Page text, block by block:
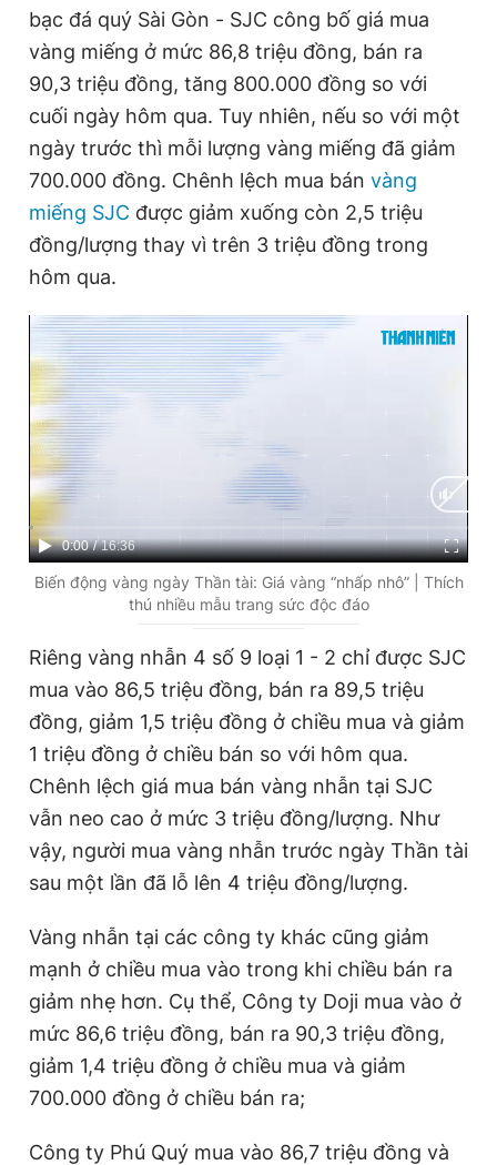
Hotline
0906 645 777
Liên hệ quảng cáo
0908 780 404
Đặt báo Quảng cáo RSS Tòa soạn Chính sách bảo
Tổng biên tập: Nguyễn Ngọc Toàn
Phó tổng biên tập thường trực: Hải Thành
Phó tổng biên tập: Lâm Hiếu Dũng
Phó tổng biên tập: Trần Việt Hưng
Tổng thư ký tòa soạn: Đức Trung
Giấy phép xuất bản số 110/GP - BTTTT cấp ngày 24.3.2020
chép dưới mọi hình thức nếu không có sự chấp thuận bằng văn
bản. Phát triển bởi ePi Technologies, JSC.
bạc đá quý Sài Gòn - SJC công bố giá mua
vàng miếng ở mức 86,8 triệu đồng, bán ra
90,3 triệu đồng, tăng 800.000 đồng so với
cuối ngày hôm qua. Tuy nhiên, nếu so với một
ngày trước thì mỗi lượng vàng miếng đã giảm
700.000 đồng. Chênh lệch mua bán vàng
miếng SJC được giảm xuống còn 2,5 triệu
đồng/lượng thay vì trên 3 triệu đồng trong
hôm qua.
C
u
t
T
e
0:00 / D
u
a
i
o
n
16:36
Biến động vàng ngày Thần tài: Giá vàng “nhấp nhô” | Thích
thú nhiều mẫu trang sức độc đáo
Riêng vàng nhẫn 4 số 9 loại 1 - 2 chỉ được SJC
mua vào 86,5 triệu đồng, bán ra 89,5 triệu
đồng, giảm 1,5 triệu đồng ở chiều mua và giảm
1 triệu đồng ở chiều bán so với hôm qua.
Chênh lệch giá mua bán vàng nhẫn tại SJC
vẫn neo cao ở mức 3 triệu đồng/lượng. Như
vậy, người mua vàng nhẫn trước ngày Thần tài
sau một lần đã lỗ lên 4 triệu đồng/lượng.
Vàng nhẫn tại các công ty khác cũng giảm
mạnh ở chiều mua vào trong khi chiều bán ra
giảm nhẹ hơn. Cụ thể, Công ty Doji mua vào ở
mức 86,6 triệu đồng, bán ra 90,3 triệu đồng,
giảm 1,4 triệu đồng ở chiều mua và giảm
700.000 đồng ở chiều bán ra;
Công ty Phú Quý mua vào 86,7 triệu đồng và